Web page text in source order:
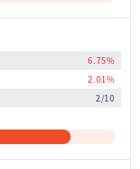
6.75%
2.01%
2/10